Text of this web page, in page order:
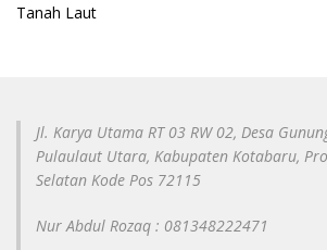
Tanah Laut
Jl. Karya Utama RT 03 RW 02, Desa
Pulaulaut Utara, Kabupaten Kotabaru,
Selatan Kode Pos 72115
Nur Abdul Rozaq : 081348222471